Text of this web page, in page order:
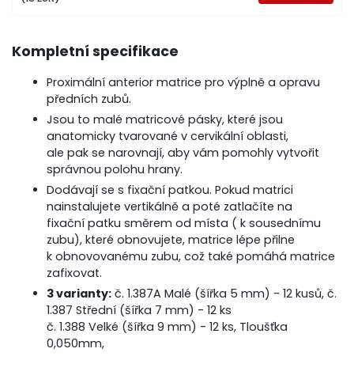
Kompletní specifikace
Proximální anterior matrice pro výplně a opravu
předních zubů.
Jsou to malé matricové pásky, které jsou
anatomicky tvarované v cervikální oblasti,
ale pak se narovnají, aby vám pomohly vytvořit
správnou polohu hrany.
Dodávají se s fixační patkou. Pokud matrici
nainstalujete vertikálně a poté zatlačíte na
fixační patku směrem od místa ( k sousednímu
zubu), které obnovujete, matrice lépe přilne
k obnovovanému zubu, což také pomáhá matrice
zafixovat.
3 varianty: č. 1.387A Malé (šířka 5 mm) - 12 kusů, č.
1.387 Střední (šířka 7 mm) - 12 ks
č. 1.388 Velké (šířka 9 mm) - 12 ks, Tloušťka
0,050mm,